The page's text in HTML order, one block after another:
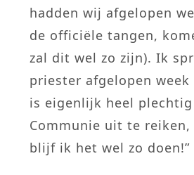
hadden wij afgelopen
de officiële tangen,
zal dit wel zo zijn). Ik
priester afgelopen week
is eigenlijk heel plechtig
Communie uit te reiken,
blijf ik het wel zo doen!”